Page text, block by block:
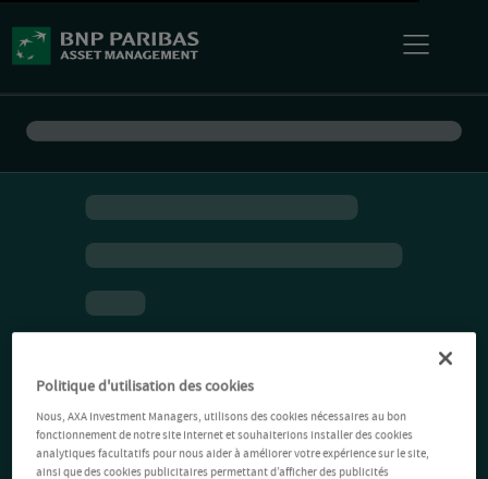
Politique d'utilisation des cookies
Nous, AXA Investment Managers, utilisons des cookies nécessaires au bon
fonctionnement de notre site Internet et souhaiterions installer des cookies
analytiques facultatifs pour nous aider à améliorer votre expérience sur le site,
ainsi que des cookies publicitaires permettant d’afficher des publicités